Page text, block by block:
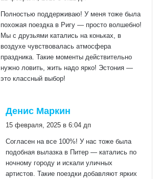
Полностью поддерживаю! У меня тоже была
похожая поездка в Ригу — просто волшебно!
Мы с друзьями катались на коньках, в
воздухе чувствовалась атмосфера
праздника. Такие моменты действительно
нужно ловить, жить надо ярко! Эстония —
это классный выбор!
Денис Маркин
15 февраля, 2025 в 6:04 дп
Согласен на все 100%! У нас тоже была
подобная вылазка в Питер — катались по
ночному городу и искали уличных
артистов. Такие поездки добавляют ярких